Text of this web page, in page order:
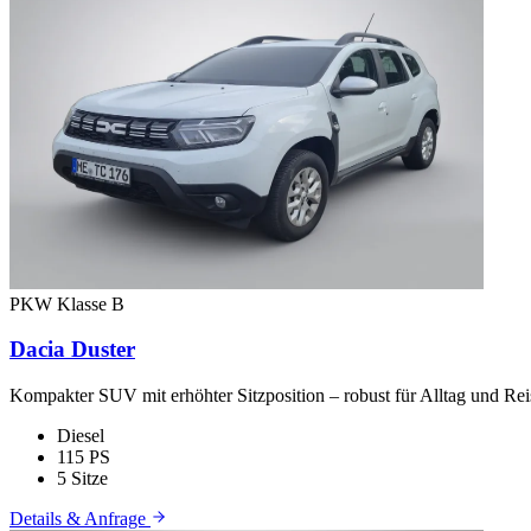
PKW Klasse B
Dacia Duster
Kompakter SUV mit erhöhter Sitzposition – robust für Alltag und
Diesel
115 PS
5 Sitze
Details & Anfrage